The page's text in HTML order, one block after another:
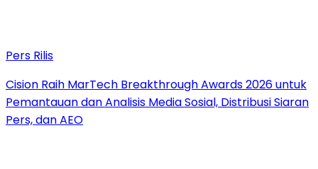
Pers Rilis
Cision Raih MarTech Breakthrough Awards 2026 untuk
Pemantauan dan Analisis Media Sosial, Distribusi Siaran
Pers, dan AEO